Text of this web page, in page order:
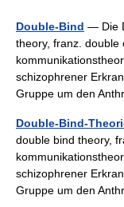
Double-Bind — Die
theory, franz. double
schizophrener
Gruppe um den
Double-Bind-
double bind theory,
schizophrener
Gruppe um den